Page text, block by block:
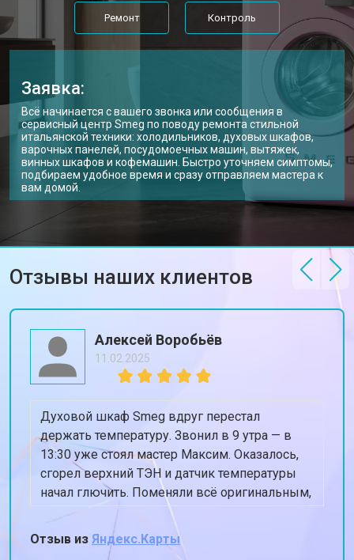
Корпусный ремонт (замена резинок,
креплений, кнопок)
от 1850 ₽
Замена крестовины Заказать
Smeg
Заказать
Замена амортизаторов от 2000 ₽ Заказать
Замена подшипников от 2800 ₽ Заказать
Замена мотора стиральной машины
Smeg
от 3800 ₽ Заказать
Ремонт/замена датчика
температуры
от 2200 ₽ Заказать
Замена ТЭН стиральной машины
Smeg
Замена блока управления от 3600 ₽ Заказать
Замена заливного шланга от 2150 ₽
Замена прессостата
Замена сливного насоса от 3450 ₽ Заказать
Замена сливного шланга от 2100 ₽ Заказать
Замена циркуляционного насоса от 3800 ₽ Заказать
Замена УБЛ стиральной машины
от 2100 ₽ Заказать
Ремонт Контроль
Заявка:
Всё начинается с вашего звонка или сообщения в
сервисный центр Smeg по поводу ремонта стильной
итальянской техники: холодильников, духовых шкафов,
варочных панелей, посудомоечных машин, вытяжек,
винных шкафов и кофемашин. Быстро уточняем симптомы,
подбираем удобное время и сразу отправляем мастера к
вам домой.
Отзывы наших клиентов
Алексей Воробьёв
11.02.2025
Духовой шкаф Smeg вдруг перестал
держать температуру. Звонил в 9 утра — в
13:30 уже стоял мастер Максим. Оказалось,
сгорел верхний ТЭН и датчик температуры
начал глючить. Поменяли всё оригинальным,
духовка теперь греет ровно 180, когда
ставлю 180. Спасибо, жена снова готовит
Отзыв из Яндекс.Карты